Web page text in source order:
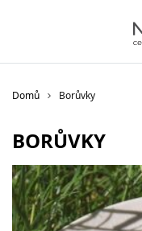
Domů Borůvky
BORŮVKY